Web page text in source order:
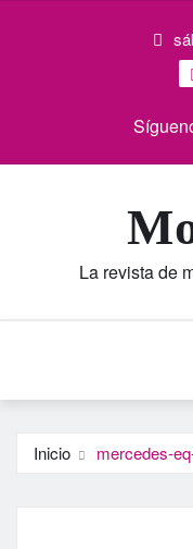
La revista de
Inicio mercedes-